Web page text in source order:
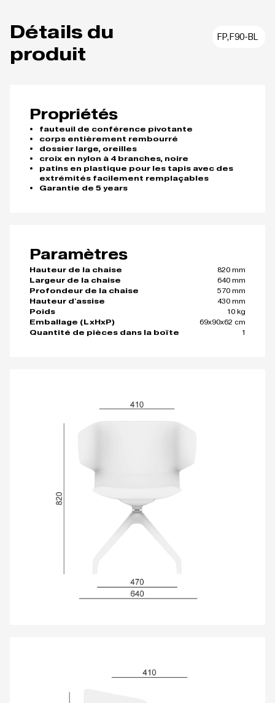
Détails du
produit
FP,F90-BL
Propriétés
fauteuil de conférence pivotante
corps entièrement rembourré
dossier large, oreilles
croix en nylon à 4 branches, noire
patins en plastique pour les tapis avec des
extrémités facilement remplaçables
Garantie de 5 years
Paramètres
Hauteur de la chaise
820 mm
Largeur de la chaise
640 mm
Profondeur de la chaise
570 mm
Hauteur d'assise
430 mm
Poids
10 kg
Emballage (LxHxP)
69x90x62 cm
Quantité de pièces dans la boîte
1